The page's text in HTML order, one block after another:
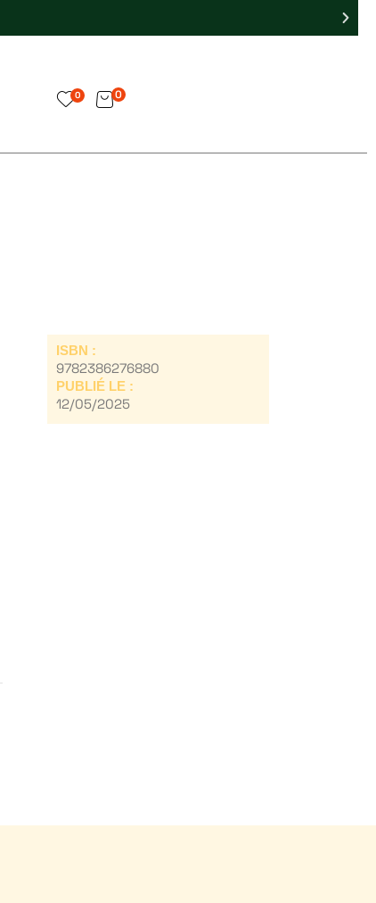
0 0
ISBN :
9782386276880
PUBLIÉ LE :
12/05/2025